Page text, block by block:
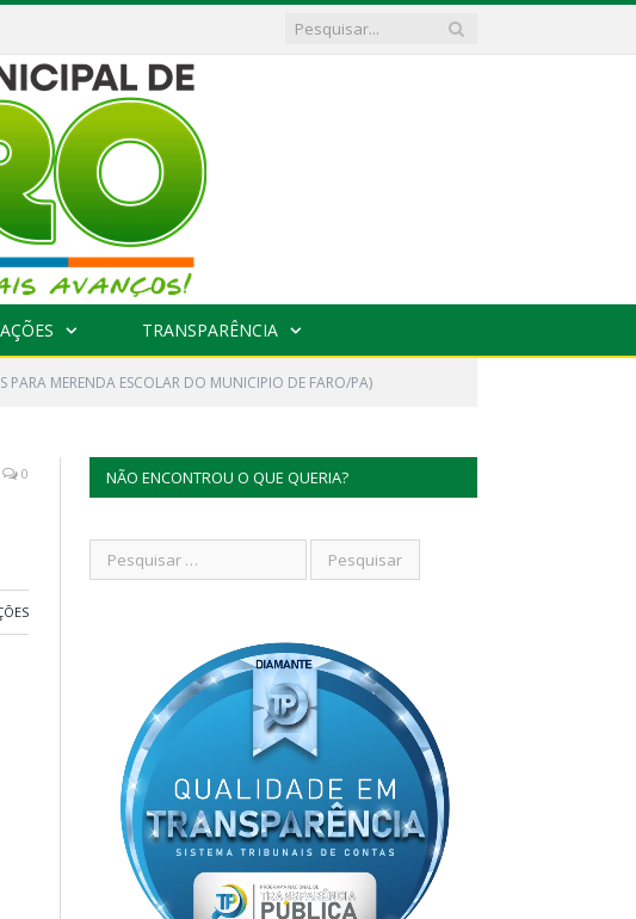
TRANSPARÊNCIA
MERENDA ESCOLAR DO MUNICIPIO DE FARO/PA)
0 NÃO ENCONTROU O QUE QUERIA?